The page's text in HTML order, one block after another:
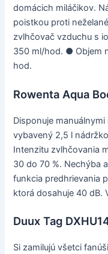
domácich miláčikov.
poistkou proti
zvlhčovač vzduchu s
350 ml/hod. ● Objem
hod.
Rowenta Aqua
Disponuje
vybavený 2,5 l
Intenzitu zvlhčovania
30 do 70 %. Nechýba
funkcia predhrievania
ktorá dosahuje 40 dB.
Duux Tag
Si zamilujú všetci